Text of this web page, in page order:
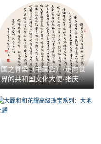
国之脊梁（书画篇）·走向世
界的共和国文化大使·张庆祥
作品展